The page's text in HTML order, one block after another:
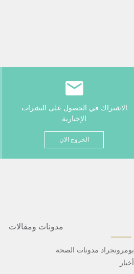
الاشتراك في الحصول على النشرات
الإخبارية
الخروج الان
مدونات ومقالات
بومرونجراد مدونات الصحة
أخبار